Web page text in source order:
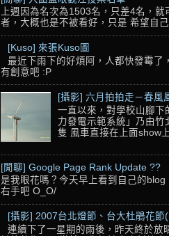
上週因為名次為1503名，只差4名，
者，大概也是不被看好，只是 希望自
[Kuso] 來張Kuso圖
最近下雨下的好煩阿，人都快發霉
有創意吧 :P
[攝影] 六月拍拍走－春風
一直以來，對學校山腳下
力發電示範系統」乃由
隻 風車直接在上面show
[閒聊] Google Page Rank Update ??
是我眼花嗎？今天早上看到自己的
右手吧 O_O/
[攝影] 2007台北燈節、台大杜鵑花節
連續下了一星期的雨後，昨天終於放